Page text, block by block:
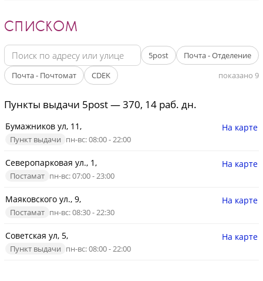
СПИСКОМ
5post
Почта - Отделение
Почта - Почтомат
CDEK показано 9
Пункты выдачи 5post — 370, 14 раб. дн.
Бумажников ул, 11,
Пункт выдачи пн-вс: 08:00 - 22:00
На карте
Северопарковая ул., 1,
Постамат пн-вс: 07:00 - 23:00
На карте
Маяковского ул., 9,
Постамат пн-вс: 08:30 - 22:30
На карте
Советская ул, 5,
Пункт выдачи пн-вс: 08:00 - 22:00
На карте